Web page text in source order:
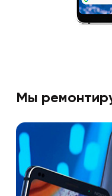
Мы